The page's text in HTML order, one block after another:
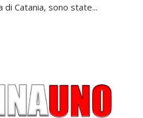
di Catania, sono state...